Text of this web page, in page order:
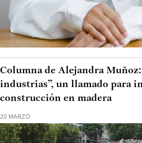
20 MARZO
Columna de Alejandra
industrias”, un llamado para
construcción en madera